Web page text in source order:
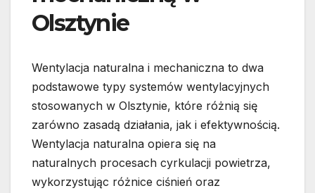
Olsztynie
Wentylacja naturalna i mechaniczna to dwa
podstawowe typy systemów wentylacyjnych
stosowanych w Olsztynie, które różnią się
zarówno zasadą działania, jak i efektywnością.
Wentylacja naturalna opiera się na
naturalnych procesach cyrkulacji powietrza,
wykorzystując różnice ciśnień oraz